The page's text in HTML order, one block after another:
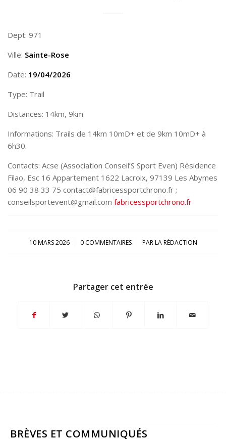
Dept: 971
Ville: Sainte-Rose
Date: 19/04/2026
Type: Trail
Distances: 14km, 9km
Informations: Trails de 14km 10mD+ et de 9km 10mD+ à
6h30.
Contacts: Acse (Association Conseil’S Sport Even) Résidence
Filao, Esc 16 Appartement 1622 Lacroix, 97139 Les Abymes
06 90 38 33 75 contact@fabricessportchrono.fr ;
conseilsportevent@gmail.com fabricessportchrono.fr
10 MARS 2026
/ 0 COMMENTAIRES
/ PARLA RÉDACTION
Partager cet entrée
BRÈVES ET COMMUNIQUÉS